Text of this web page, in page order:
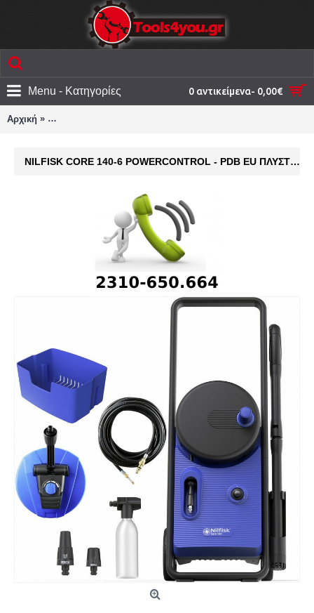
0 αντικείμενα- 0,00€
Menu - Κατηγορίες
Αρχική » Nilfisk Core 140-6 PowerControl - PDB EU Πλυστικό
NILFISK CORE 140-6 POWERCONTROL - PDB EU ΠΛΥΣΤΙΚΌ ΡΕΎΜΑΤΟΣ ΜΕ ΠΊΕΣΗ 140BAR ΚΑΙ ΜΕΤΑΛΛΙΚΉ ΑΝΤΛΊΑ